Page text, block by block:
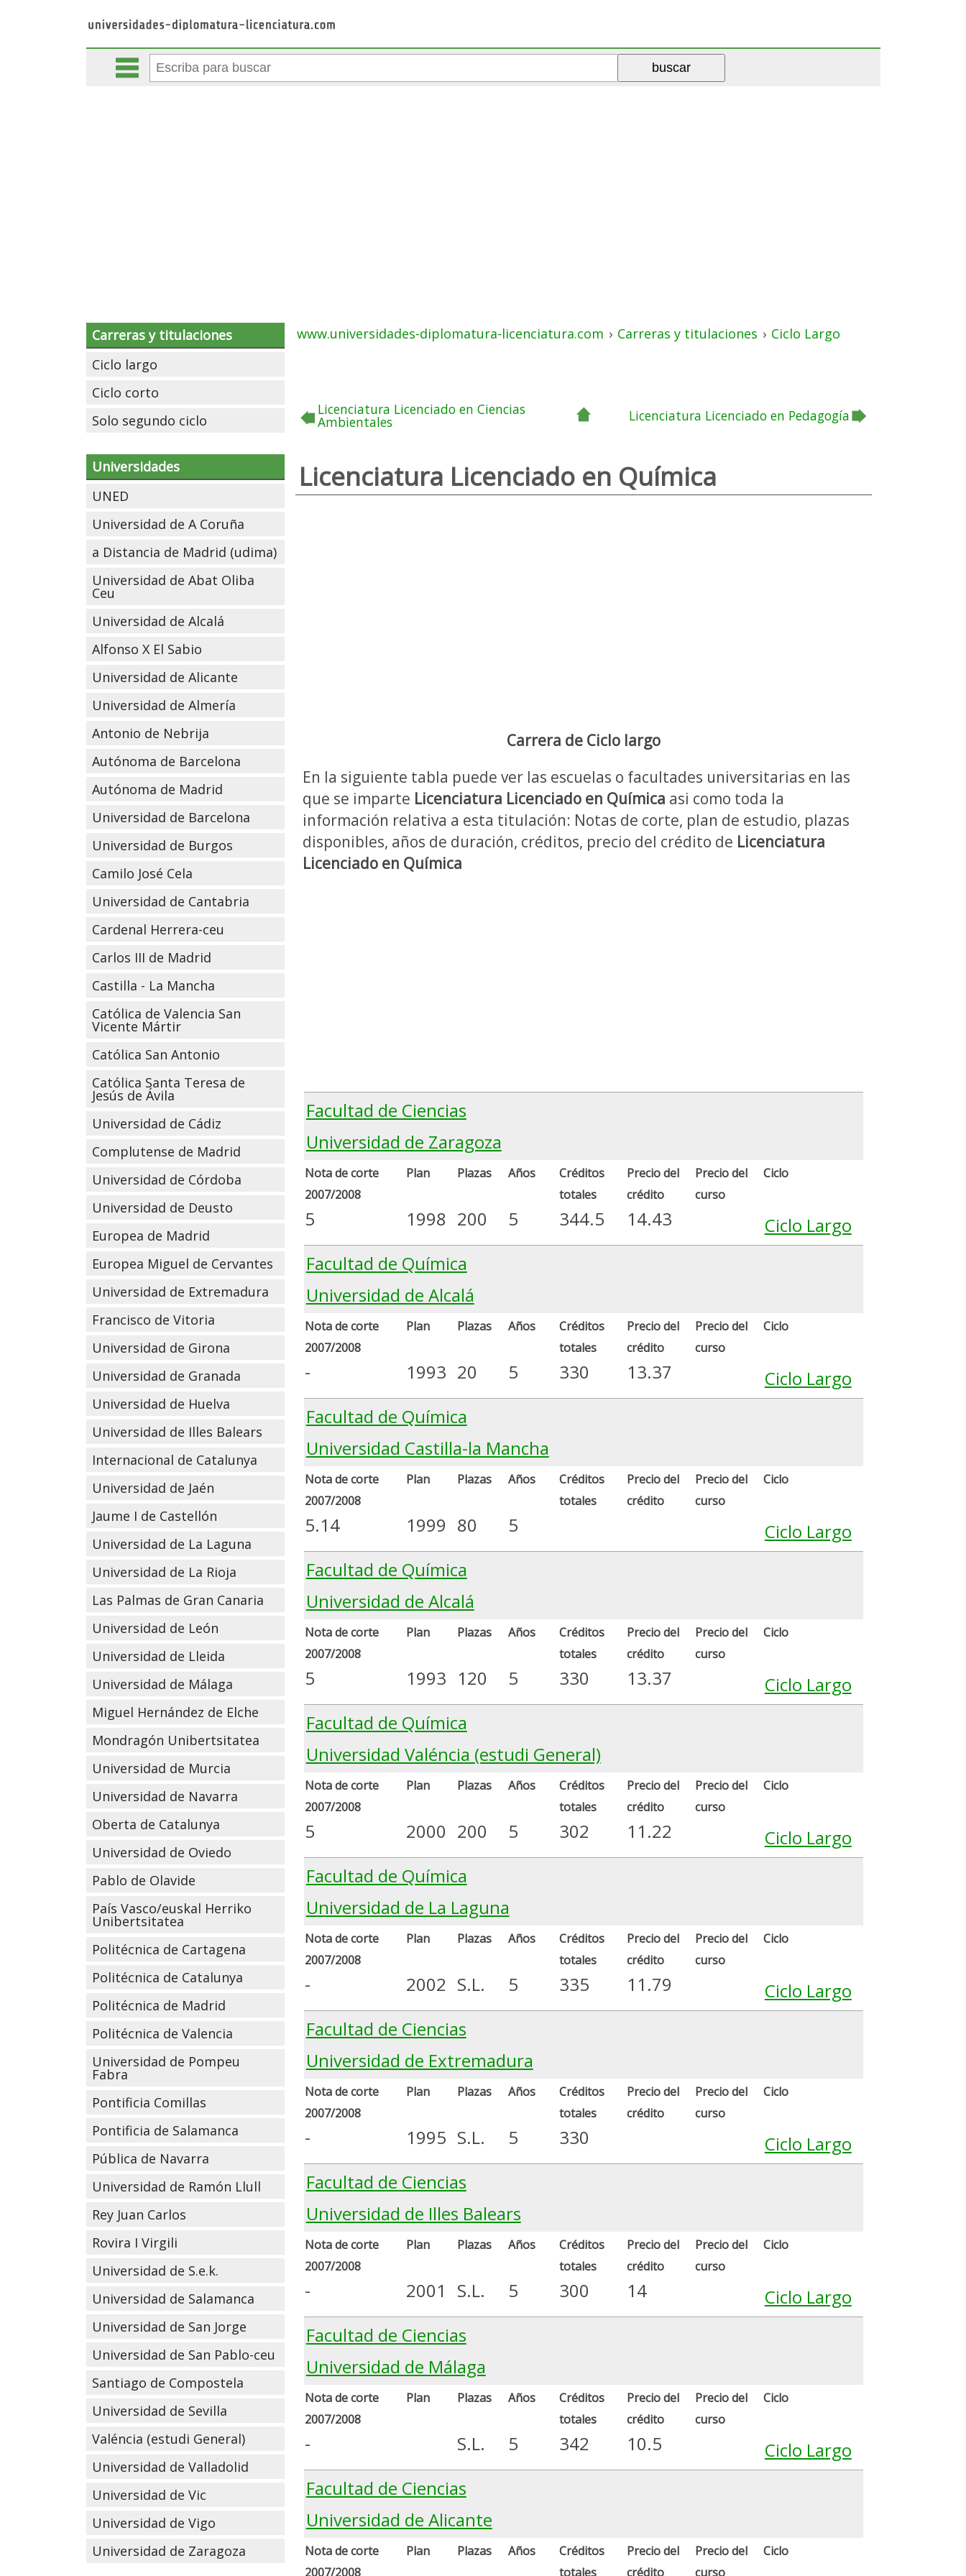
Carreras y titulaciones
Ciclo largo
Ciclo corto
Solo segundo ciclo
Universidades
UNED
Universidad de A Coruña
a Distancia de Madrid (udima)
Universidad de Abat Oliba
Ceu
Universidad de Alcalá
Alfonso X El Sabio
Universidad de Alicante
Universidad de Almería
Antonio de Nebrija
Autónoma de Barcelona
Autónoma de Madrid
Universidad de Barcelona
Universidad de Burgos
Camilo José Cela
Universidad de Cantabria
Cardenal Herrera-ceu
Carlos III de Madrid
Castilla - La Mancha
Católica de Valencia San
Vicente Mártir
Católica San Antonio
Católica Santa Teresa de
Jesús de Ávila
Universidad de Cádiz
Complutense de Madrid
Universidad de Córdoba
Universidad de Deusto
Europea de Madrid
Europea Miguel de Cervantes
Universidad de Extremadura
Francisco de Vitoria
Universidad de Girona
Universidad de Granada
Universidad de Huelva
Universidad de Illes Balears
Internacional de Catalunya
Universidad de Jaén
Jaume I de Castellón
Universidad de La Laguna
Universidad de La Rioja
Las Palmas de Gran Canaria
Universidad de León
Universidad de Lleida
Universidad de Málaga
Miguel Hernández de Elche
Mondragón Unibertsitatea
Universidad de Murcia
Universidad de Navarra
Oberta de Catalunya
Universidad de Oviedo
Pablo de Olavide
País Vasco/euskal Herriko
Unibertsitatea
Politécnica de Cartagena
Politécnica de Catalunya
Politécnica de Madrid
Politécnica de Valencia
Universidad de Pompeu
Fabra
Pontificia Comillas
Pontificia de Salamanca
Pública de Navarra
Universidad de Ramón Llull
Rey Juan Carlos
Rovira I Virgili
Universidad de S.e.k.
Universidad de Salamanca
Universidad de San Jorge
Universidad de San Pablo-ceu
Santiago de Compostela
Universidad de Sevilla
Valéncia (estudi General)
Universidad de Valladolid
Universidad de Vic
Universidad de Vigo
Universidad de Zaragoza
www.universidades-diplomatura-licenciatura.com › Carreras y titulaciones › Ciclo Largo
Licenciatura Licenciado en Ciencias
Ambientales Licenciatura Licenciado en Pedagogía
Licenciatura Licenciado en Química
Carrera de Ciclo largo
En la siguiente tabla puede ver las escuelas o facultades universitarias en las
que se imparte Licenciatura Licenciado en Química asi como toda la
información relativa a esta titulación: Notas de corte, plan de estudio, plazas
disponibles, años de duración, créditos, precio del crédito de Licenciatura
Licenciado en Química
Facultad de Ciencias
Universidad de Zaragoza
Nota de corte
2007/2008
Plan Plazas Años
Créditos
totales
Precio del
crédito
Precio del
curso
Ciclo
5 1998 200 5 344.5 14.43
Ciclo Largo
Facultad de Química
Universidad de Alcalá
Nota de corte
2007/2008
Plan Plazas Años
Créditos
totales
Precio del
crédito
Precio del
curso
Ciclo
- 1993 20 5 330 13.37
Ciclo Largo
Facultad de Química
Universidad Castilla-la Mancha
Nota de corte
2007/2008
Plan Plazas Años
Créditos
totales
Precio del
crédito
Precio del
curso
Ciclo
5.14 1999 80 5
Ciclo Largo
Facultad de Química
Universidad de Alcalá
Nota de corte
2007/2008
Plan Plazas Años
Créditos
totales
Precio del
crédito
Precio del
curso
Ciclo
5 1993 120 5 330 13.37
Ciclo Largo
Facultad de Química
Universidad Valéncia (estudi General)
Nota de corte
2007/2008
Plan Plazas Años
Créditos
totales
Precio del
crédito
Precio del
curso
Ciclo
5 2000 200 5 302 11.22
Ciclo Largo
Facultad de Química
Universidad de La Laguna
Nota de corte
2007/2008
Plan Plazas Años
Créditos
totales
Precio del
crédito
Precio del
curso
Ciclo
- 2002 S.L. 5 335 11.79
Ciclo Largo
Facultad de Ciencias
Universidad de Extremadura
Nota de corte
2007/2008
Plan Plazas Años
Créditos
totales
Precio del
crédito
Precio del
curso
Ciclo
- 1995 S.L. 5 330
Ciclo Largo
Facultad de Ciencias
Universidad de Illes Balears
Nota de corte
2007/2008
Plan Plazas Años
Créditos
totales
Precio del
crédito
Precio del
curso
Ciclo
- 2001 S.L. 5 300 14
Ciclo Largo
Facultad de Ciencias
Universidad de Málaga
Nota de corte
2007/2008
Plan Plazas Años
Créditos
totales
Precio del
crédito
Precio del
curso
Ciclo
- S.L. 5 342 10.5
Ciclo Largo
Facultad de Ciencias
Universidad de Alicante
Nota de corte
2007/2008
Plan Plazas Años
Créditos
totales
Precio del
crédito
Precio del
curso
Ciclo